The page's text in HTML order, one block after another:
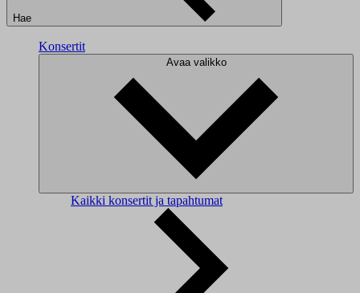
Hae
Konsertit
Avaa valikko
Kaikki konsertit ja tapahtumat